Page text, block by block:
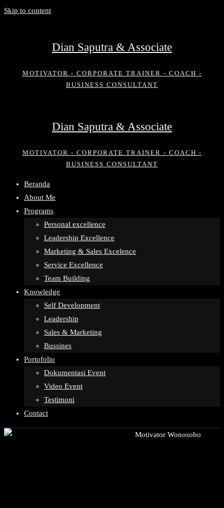
Skip to content
Dian Saputra & Associate
MOTIVATOR - CORPORATE TRAINER - COACH -
BUSINESS CONSULTANT
Dian Saputra & Associate
MOTIVATOR - CORPORATE TRAINER - COACH -
BUSINESS CONSULTANT
Beranda
About Me
Programs
Personal excellence
Leadership Excellence
Marketing & Sales Excelence
Service Excellence
Team Building
Knowledge
Self Development
Leadership
Sales & Marketing
Bussines
Portofolio
Dokumentasi Event
Video Event
Testimoni
Contact